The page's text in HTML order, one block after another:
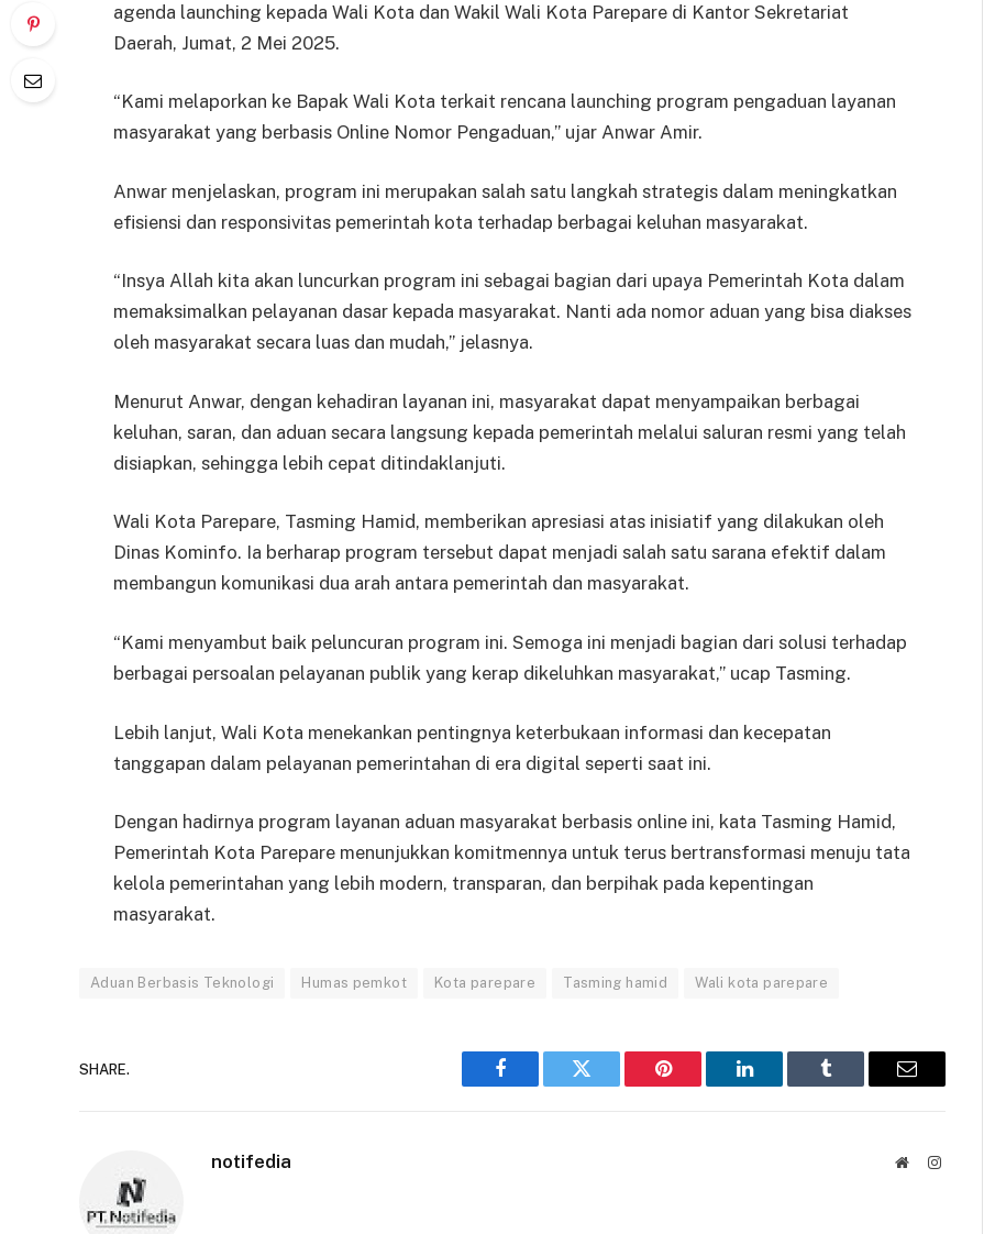
agenda launching kepada Wali Kota dan Wakil Wali Kota Parepare di Kantor Sekretariat
Daerah, Jumat, 2 Mei 2025.
“Kami melaporkan ke Bapak Wali Kota terkait rencana launching program pengaduan layanan
masyarakat yang berbasis Online Nomor Pengaduan,” ujar Anwar Amir.
Anwar menjelaskan, program ini merupakan salah satu langkah strategis dalam meningkatkan
efisiensi dan responsivitas pemerintah kota terhadap berbagai keluhan masyarakat.
“Insya Allah kita akan luncurkan program ini sebagai bagian dari upaya Pemerintah Kota dalam
memaksimalkan pelayanan dasar kepada masyarakat. Nanti ada nomor aduan yang bisa diakses
oleh masyarakat secara luas dan mudah,” jelasnya.
Menurut Anwar, dengan kehadiran layanan ini, masyarakat dapat menyampaikan berbagai
keluhan, saran, dan aduan secara langsung kepada pemerintah melalui saluran resmi yang telah
disiapkan, sehingga lebih cepat ditindaklanjuti.
Wali Kota Parepare, Tasming Hamid, memberikan apresiasi atas inisiatif yang dilakukan oleh
Dinas Kominfo. Ia berharap program tersebut dapat menjadi salah satu sarana efektif dalam
membangun komunikasi dua arah antara pemerintah dan masyarakat.
“Kami menyambut baik peluncuran program ini. Semoga ini menjadi bagian dari solusi terhadap
berbagai persoalan pelayanan publik yang kerap dikeluhkan masyarakat,” ucap Tasming.
Lebih lanjut, Wali Kota menekankan pentingnya keterbukaan informasi dan kecepatan
tanggapan dalam pelayanan pemerintahan di era digital seperti saat ini.
Dengan hadirnya program layanan aduan masyarakat berbasis online ini, kata Tasming Hamid,
Pemerintah Kota Parepare menunjukkan komitmennya untuk terus bertransformasi menuju tata
kelola pemerintahan yang lebih modern, transparan, dan berpihak pada kepentingan
masyarakat.
Aduan Berbasis Teknologi Humas pemkot Kota parepare Tasming hamid Wali kota parepare
SHARE.
Facebook Twitter Pinterest LinkedIn Tumblr Email
notifedia WebsiteInstagram